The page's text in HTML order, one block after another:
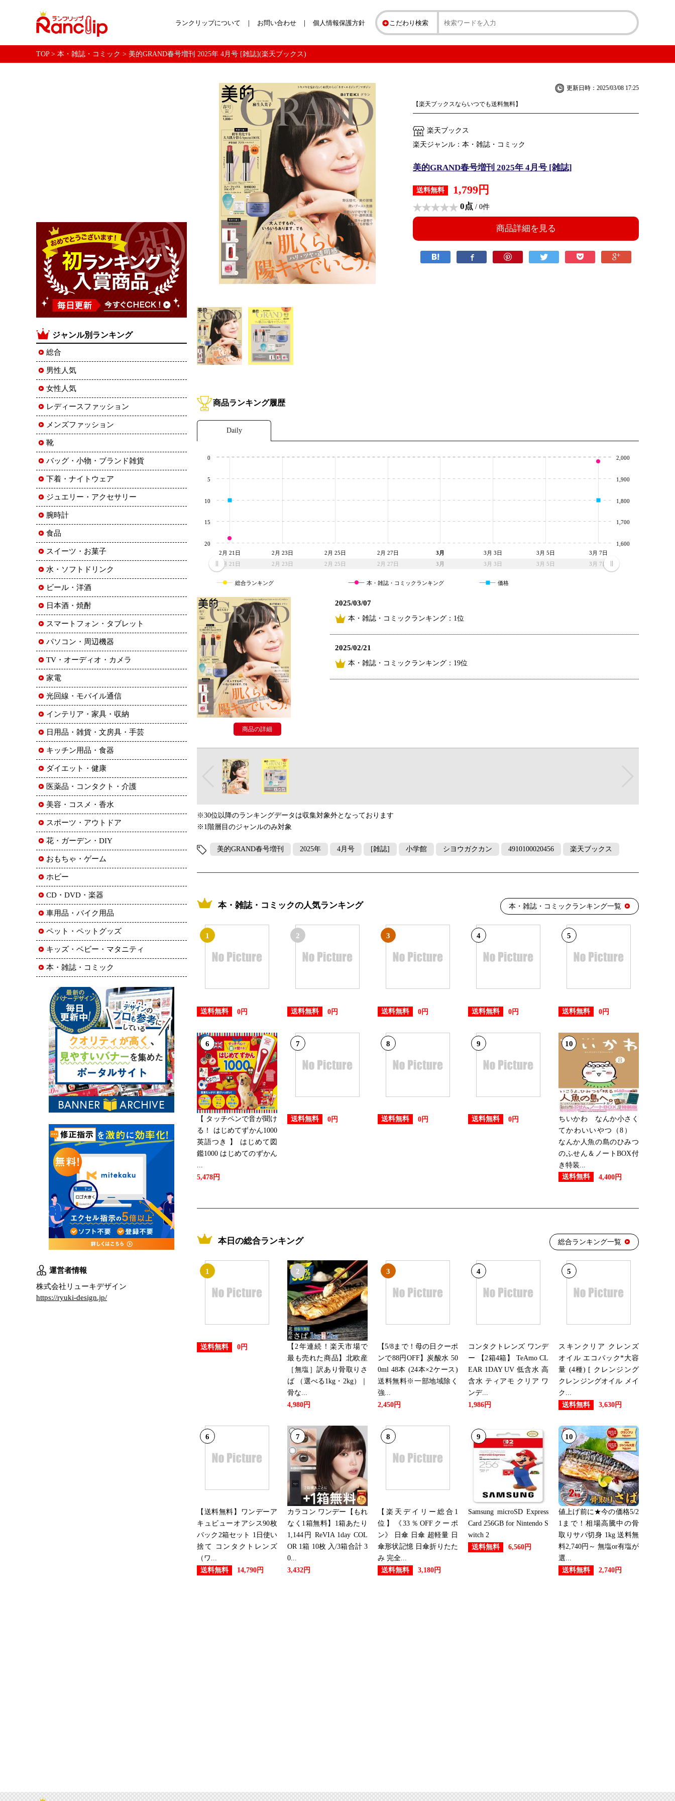
こだわり検索
ランクリップについて お問い合わせ 個人情報保護方針
TOP> 本・雑誌・コミック > 美的GRAND春号増刊 2025年 4月号 [雑誌](楽天ブックス)
更新日時：2025/03/08 17:25
【楽天ブックスならいつでも送料無料】
楽天ブックス
楽天ジャンル：本・雑誌・コミック
美的GRAND春号増刊 2025年 4月号 [雑誌]
送料無料 1,799円
0点 / 0件
商品詳細を見る
商品ランキング履歴
Daily
2月 21日 2月 23日 2月 25日 2月 27日 3月 3月 3日 3月 5日 3月 7日
2月 21日 2月 23日 2月 25日 2月 27日 3月 3月 3日 3月 5日 3月 7日
0
5
10
15
20 1,600
1,700
1,800
1,900
2,000
総合ランキング 本・雑誌・コミックランキング 価格
2025/03/07
本・雑誌・コミックランキング：1位
2025/02/21
本・雑誌・コミックランキング：19位
商品の詳細
※30位以降のランキングデータは収集対象外となっております
※1階層目のジャンルのみ対象
美的GRAND春号増刊 2025年 4月号 [雑誌] 小学館 シヨウガクカン 4910100020456 楽天ブックス
本・雑誌・コミックの人気ランキング 本・雑誌・コミックランキング一覧
1
送料無料 0円
2
送料無料 0円
3
送料無料 0円
4
送料無料 0円
5
送料無料 0円
6
【 タッチペンで音が聞け
る！ はじめてずかん1000
英語つき 】 はじめて図
鑑1000 はじめてのずかん
5,478円
7
送料無料 0円
8
送料無料 0円
9
送料無料 0円
10
ちいかわ なんか小さく
てかわいいやつ（8）
なんか人魚の島のひみつ
のふせん＆ノートBOX付
き特装...
送料無料
4,400円
本日の総合ランキング 総合ランキング一覧
1
送料無料 0円
2
【2年連続！楽天市場で
最も売れた商品】北欧産
［無塩］訳あり骨取りさ
ば （選べる1kg・2kg）｜
骨な...
4,980円
3
【5/8まで！母の日クーポ
ンで88円OFF】炭酸水 50
0ml 48本 (24本×2ケース)
送料無料※一部地域除く
強...
2,450円
4
コンタクトレンズ ワンデ
ー 【2箱4箱】 TeAmo CL
EAR 1DAY UV 低含水 高
含水 ティアモ クリア ワ
ンデ...
1,986円
5
スキンクリア クレンズ
オイル エコパック*大容
量 (4種) [ クレンジング
クレンジングオイル メイ
ク...
送料無料
3,630円
6
【送料無料】ワンデーア
キュビューオアシス90枚
パック2箱セット 1日使い
捨て コンタクトレンズ
（ワ...
送料無料
14,790円
7
カラコン ワンデー【もれ
なく1箱無料】1箱あたり
1,144円 ReVIA 1day COL
OR 1箱 10枚 入/3箱合計 3
0...
3,432円
8
【楽天デイリー総合1
位】《33％OFFクーポ
ン》 日傘 日傘 超軽量 日
傘形状記憶 日傘折りたた
み 完全...
送料無料
3,180円
9
Samsung microSD Express
Card 256GB for Nintendo S
witch 2
送料無料
6,560円
10
値上げ前に★今の価格5/2
1まで！相場高騰中の骨
取りサバ切身 1kg 送料無
料2,740円～ 無塩or有塩が
選...
送料無料
2,740円
ジャンル別ランキング
総合
男性人気
女性人気
レディースファッション
メンズファッション
靴
バッグ・小物・ブランド雑貨
下着・ナイトウェア
ジュエリー・アクセサリー
腕時計
食品
スイーツ・お菓子
水・ソフトドリンク
ビール・洋酒
日本酒・焼酎
スマートフォン・タブレット
パソコン・周辺機器
TV・オーディオ・カメラ
家電
光回線・モバイル通信
インテリア・家具・収納
日用品・雑貨・文房具・手芸
キッチン用品・食器
ダイエット・健康
医薬品・コンタクト・介護
美容・コスメ・香水
スポーツ・アウトドア
花・ガーデン・DIY
おもちゃ・ゲーム
ホビー
CD・DVD・楽器
車用品・バイク用品
ペット・ペットグッズ
キッズ・ベビー・マタニティ
本・雑誌・コミック
運営者情報
株式会社リューキデザイン
https://ryuki-design.jp/